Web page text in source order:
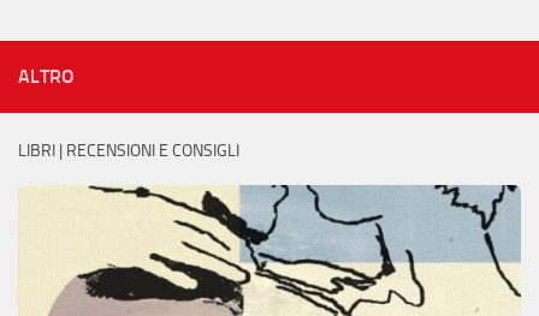
ALTRO
LIBRI | RECENSIONI E CONSIGLI